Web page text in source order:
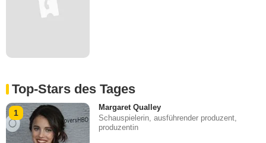
Top-Stars des Tages
1
Margaret Qualley
Schauspielerin, ausführender produzent,
produzentin